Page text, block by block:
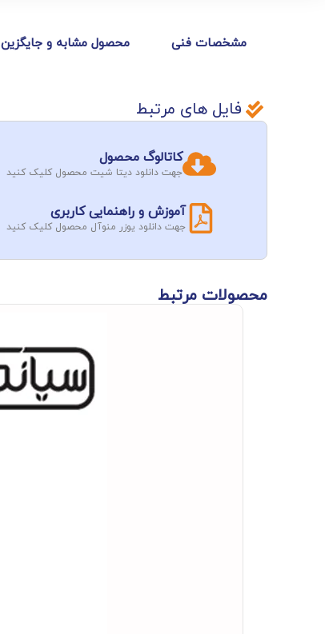
مشخصات فنی محصول مشابه و جایگزین
فایل های مرتبط
کاتالوگ محصول
جهت دانلود دیتا شیت محصول کلیک کنید
آموزش و راهنمایی کاربری
جهت دانلود یوزر منوآل محصول کلیک کنید
محصولات مرتبط